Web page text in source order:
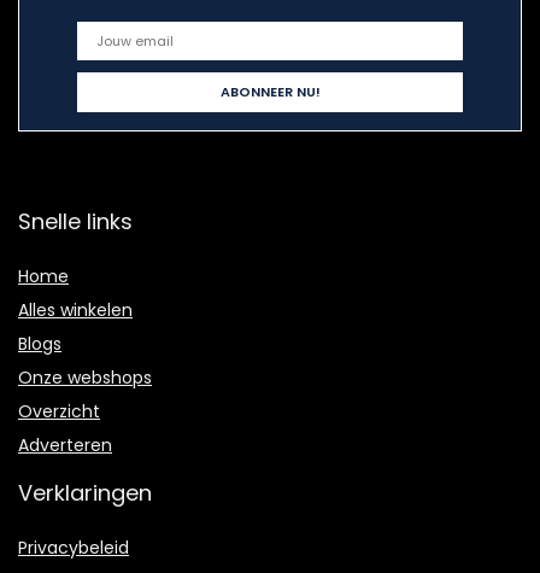
Snelle links
Home
Alles winkelen
Blogs
Onze webshops
Overzicht
Adverteren
Verklaringen
Privacybeleid